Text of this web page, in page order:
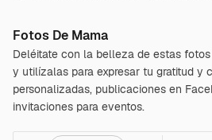
Fotos De Mama
Deléitate con la belleza de estas
y utilízalas para expresar tu gratitud y
personalizadas, publicaciones en
invitaciones para eventos.